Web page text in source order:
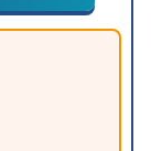
ト調査方法